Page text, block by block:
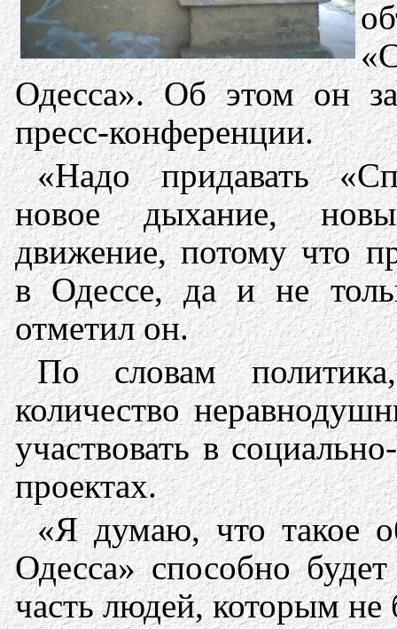
Одесса». Об этом он
пресс-конференции.
«Надо придавать
новое дыхание,
движение, потому что
в Одессе, да и не
отметил он.
По словам
количество
участвовать в
проектах.
«Я думаю, что такое
Одесса» способно
часть людей, которым не